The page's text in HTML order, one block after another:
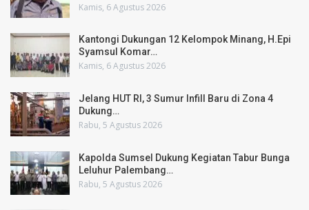
Kamis, 6 Agustus 2026
Kantongi Dukungan 12 Kelompok Minang, H.Epi
Syamsul Komar…
Kamis, 6 Agustus 2026
Jelang HUT RI, 3 Sumur Infill Baru di Zona 4
Dukung…
Rabu, 5 Agustus 2026
Kapolda Sumsel Dukung Kegiatan Tabur Bunga
Leluhur Palembang…
Rabu, 5 Agustus 2026